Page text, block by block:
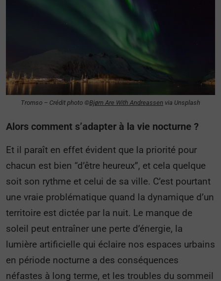
Tromso – Crédit photo ©Bjørn Are With Andreassen via Unsplash
Alors comment s’adapter à la vie nocturne ?
Et il paraît en effet évident que la priorité pour
chacun est bien “d’être heureux”, et cela quelque
soit son rythme et celui de sa ville. C’est pourtant
une vraie problématique quand la dynamique d’un
territoire est dictée par la nuit. Le manque de
soleil peut entraîner une perte d’énergie, la
lumière artificielle qui éclaire nos espaces urbains
en période nocturne a des conséquences
néfastes à long terme, et les troubles du sommeil